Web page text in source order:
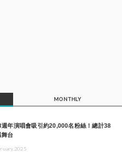
MONTHLY
年演唱會吸引約20,000名粉絲！總計38
舞台